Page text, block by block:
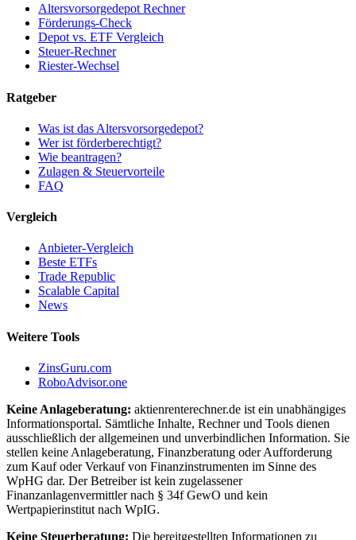
Altersvorsorgedepot Rechner
Förderungs-Check
Depot vs. ETF Vergleich
Steuer-Rechner
Riester-Wechsel
Ratgeber
Was ist das Altersvorsorgedepot?
Wer ist förderberechtigt?
Wie beantragen?
Zulagen & Steuervorteile
FAQ
Vergleich
Anbieter-Vergleich
Beste ETFs
Trade Republic
Scalable Capital
News
Weitere Tools
ZinsGuru.com
RoboAdvisor.one
Keine Anlageberatung: aktienrenterechner.de ist ein unabhängiges
Informationsportal. Sämtliche Inhalte, Rechner und Tools dienen
ausschließlich der allgemeinen und unverbindlichen Information. Sie
stellen keine Anlageberatung, Finanzberatung oder Aufforderung
zum Kauf oder Verkauf von Finanzinstrumenten im Sinne des
WpHG dar. Der Betreiber ist kein zugelassener
Finanzanlagenvermittler nach § 34f GewO und kein
Wertpapierinstitut nach WpIG.
Keine Steuerberatung: Die bereitgestellten Informationen zu